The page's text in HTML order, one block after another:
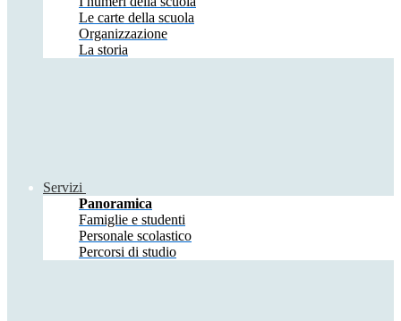
Le carte della scuola
Organizzazione
La storia
Servizi
Panoramica
Famiglie e studenti
Personale scolastico
Percorsi di studio